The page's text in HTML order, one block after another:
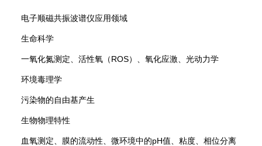
电子顺磁共振波谱仪应用领域
生命科学
一氧化氮测定、活性氧（ROS）、氧化应激、光动力学
环境毒理学
污染物的自由基产生
生物物理特性
血氧测定、膜的流动性、微环境中的pH值、粘度、相位分离